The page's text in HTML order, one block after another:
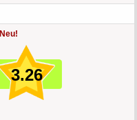
Neu!
3.26